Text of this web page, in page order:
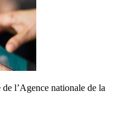
l’Agence nationale de la